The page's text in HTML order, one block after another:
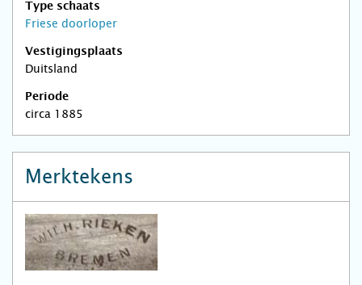
Type schaats
Friese doorloper
Vestigingsplaats
Duitsland
Periode
circa 1885
Merktekens